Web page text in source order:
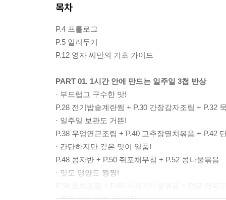
목차
P.4 프롤로그
P.5 일러두기
P.12 영자 씨만의 기초 가이드
PART 01. 1시간 안에 만드는 일주일 3첩 반상
· 부드럽고 구수한 맛!
P.28 전기밥솥계란찜 + P.30 간장감자조림 + P.32
· 일주일 보관도 거뜬!
P.38 우엉연근조림 + P.40 고추장멸치볶음 + P.42
· 간단하지만 깊은 맛이 일품!
P.48 콩자반 + P.50 쥐포채무침 + P.52 콩나물볶음
· 맛도 영양도 짱짱!